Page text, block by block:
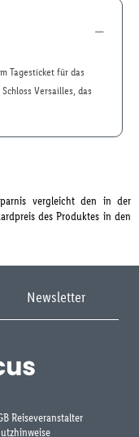
Tagesticket für das
Versailles, das
vergleicht den in der
des Produktes in den
Newsletter
Reiseveranstalter